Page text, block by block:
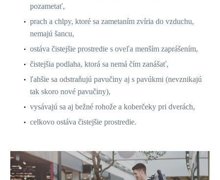
pozametať,
prach a chlpy, ktoré sa zametaním zvíria do vzduchu,
nemajú šancu,
ostáva čistejšie prostredie s oveľa menším zaprášením,
čistejšia podlaha, ktorá sa nemá čím zanášať,
ľahšie sa odstraňujú pavučiny aj s pavúkmi (nevznikajú
tak skoro nové pavučiny),
vysávajú sa aj bežné rohože a koberčeky pri dverách,
celkovo ostáva čistejšie prostredie.